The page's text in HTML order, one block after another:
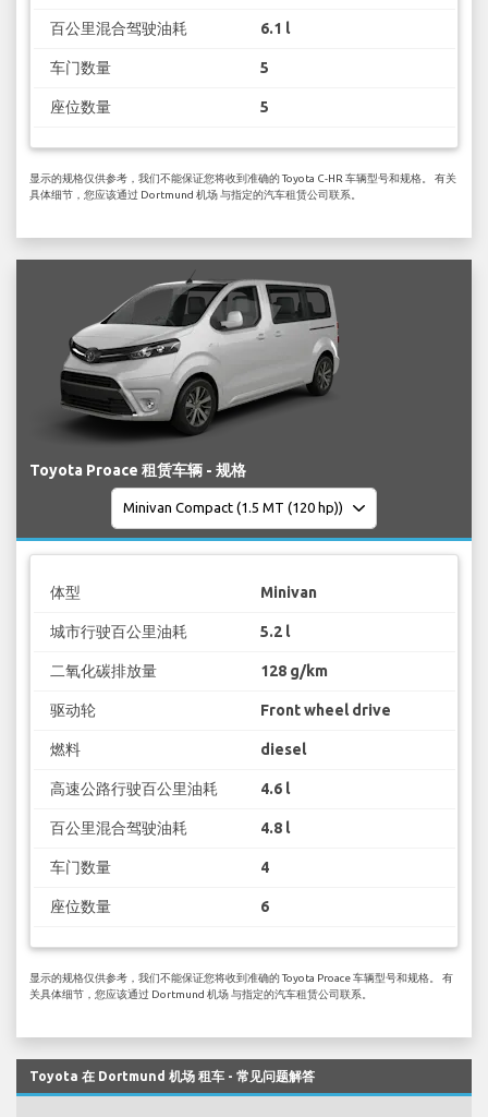
百公里混合驾驶油耗 6.1 l
车门数量 5
座位数量 5
显示的规格仅供参考，我们不能保证您将收到准确的 Toyota C-HR 车辆型号和规格。 有关
具体细节，您应该通过 Dortmund 机场 与指定的汽车租赁公司联系。
Toyota Proace 租赁车辆 - 规格
体型 Minivan
城市行驶百公里油耗 5.2 l
二氧化碳排放量 128 g/km
驱动轮 Front wheel drive
燃料 diesel
高速公路行驶百公里油耗 4.6 l
百公里混合驾驶油耗 4.8 l
车门数量 4
座位数量 6
显示的规格仅供参考，我们不能保证您将收到准确的 Toyota Proace 车辆型号和规格。 有
关具体细节，您应该通过 Dortmund 机场 与指定的汽车租赁公司联系。
Toyota 在 Dortmund 机场 租车 - 常见问题解答